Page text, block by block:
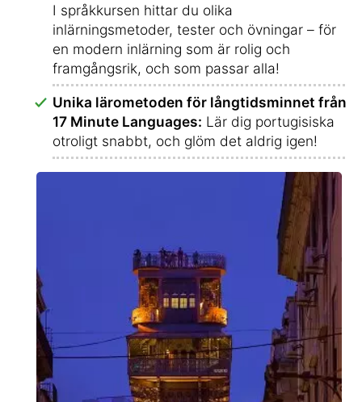
I språkkursen hittar du olika
inlärningsmetoder, tester och övningar – för
en modern inlärning som är rolig och
framgångsrik, och som passar alla!
Unika lärometoden för långtidsminnet från
17 Minute Languages: Lär dig portugisiska
otroligt snabbt, och glöm det aldrig igen!